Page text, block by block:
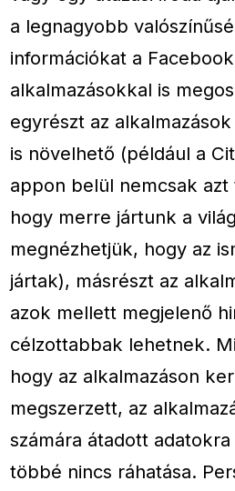
a legnagyobb
információkat a
alkalmazásokkal is
egyrészt az
is növelhető (például a
appon belül nemcsak
hogy merre jártunk a
megnézhetjük, hogy az
jártak), másrészt az
azok mellett megjelenő
célzottabbak lehetnek.
hogy az alkalmazáson
megszerzett, az
számára átadott
többé nincs ráhatása.